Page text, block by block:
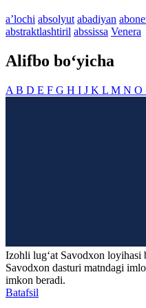
aʼlochi absolyut abadiyan
abstraktlashtiril abssissa Venera
Alifbo bo‘yicha
A B D E F G H I J K L M N O
Izohli lugʻat Savodxon loyihasi
Savodxon dasturi matndagi
imkon beradi.
Batafsil